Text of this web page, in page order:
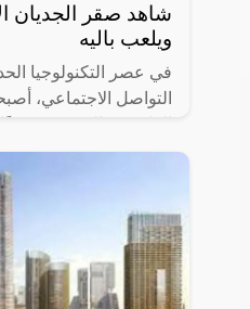
شاهد صقر الجديان
ويلعب باليه
في عصر التكنولوجيا
التواصل الاجتماعي،
اليومية، ومن بين